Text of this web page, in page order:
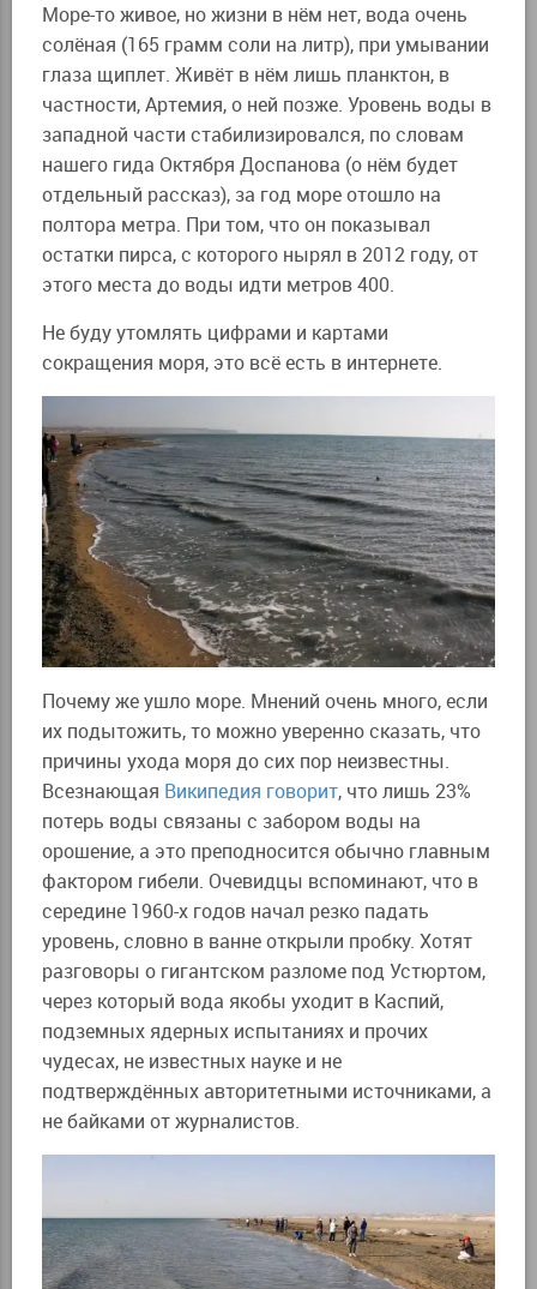
Море-то живое, но жизни в нём нет, вода очень
солёная (165 грамм соли на литр), при умывании
глаза щиплет. Живёт в нём лишь планктон, в
частности, Артемия, о ней позже. Уровень воды в
западной части стабилизировался, по словам
нашего гида Октября Доспанова (о нём будет
отдельный рассказ), за год море отошло на
полтора метра. При том, что он показывал
остатки пирса, с которого нырял в 2012 году, от
этого места до воды идти метров 400.
Не буду утомлять цифрами и картами
сокращения моря, это всё есть в интернете.
Почему же ушло море. Мнений очень много, если
их подытожить, то можно уверенно сказать, что
причины ухода моря до сих пор неизвестны.
Всезнающая Википедия говорит, что лишь 23%
потерь воды связаны с забором воды на
орошение, а это преподносится обычно главным
фактором гибели. Очевидцы вспоминают, что в
середине 1960-х годов начал резко падать
уровень, словно в ванне открыли пробку. Хотят
разговоры о гигантском разломе под Устюртом,
через который вода якобы уходит в Каспий,
подземных ядерных испытаниях и прочих
чудесах, не известных науке и не
подтверждённых авторитетными источниками, а
не байками от журналистов.